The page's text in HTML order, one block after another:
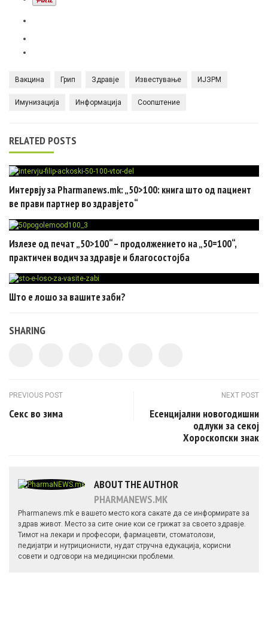
Вакцина Грип Здравје Известување ИЈЗРМ
Имунизација Информација Соопштение
RELATED POSTS
Интервју за Pharmanews.mk: „50>100: книга што од пациент
ве прави партнер во здравјето“
Излезе од печат „50>100“ – продолжението на „50=100“,
практичен водич за здравје и благосостојба
Што е лошо за вашите заби?
SHARING
Post navigation
PREVIOUS POST
Секс во зима
NEXT POST
Есенцијални новогодишни
одлуки за секој
Хороскопски знак
ABOUT THE AUTHOR
PHARMANEWS.MK
Pharmanews.mk е вашето место кога сакате да се информирате за
здрав живот. Место за сите оние кои се грижат за своето здравје.
Тимот на лекари и професори, фармацевти, стоматолози,
педијатри и нутриционисти, нудат стручна едукација, корисни
совети и одговори на медицински проблеми.